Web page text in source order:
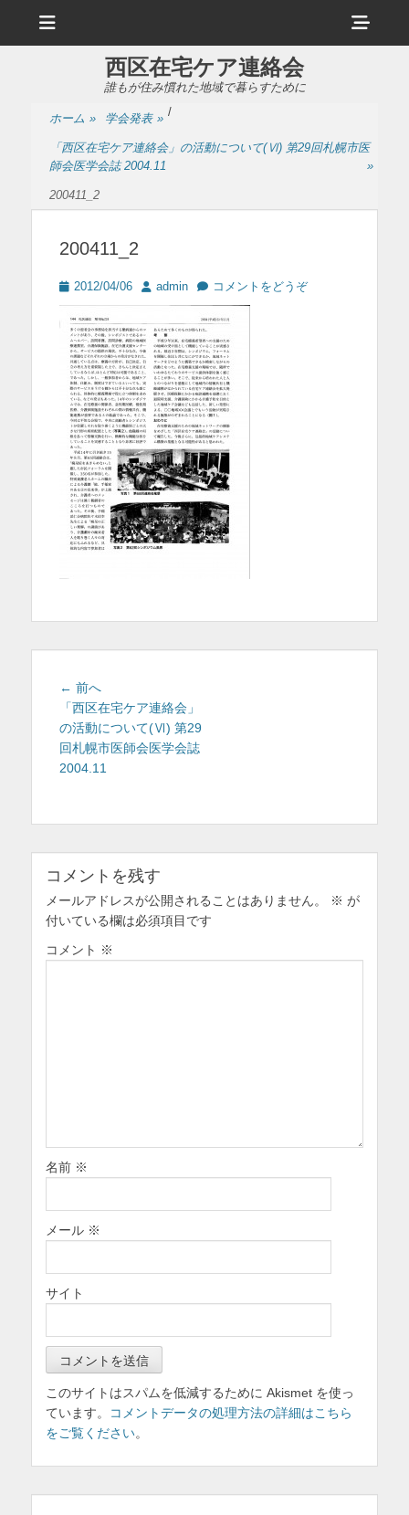
ュ
ヘ
ッ
サ
イ
西区在宅ケア連絡会
誰もが住み慣れた地域で暮らすために
ホーム » 学会発表 » /
「西区在宅ケア連絡会」の活動について(Ⅵ) 第29回札幌市医
師会医学会誌 2004.11
»
200411_2
200411_2
投
稿
日
2012/04/06
投
稿
者
admin コメントをどうぞ
投
稿
ナ
ビ
ゲ
シ
← 前へ
の
投
稿:
「西区在宅ケア連絡会」
の活動について(Ⅵ) 第29
回札幌市医師会医学会誌
2004.11
コメントを残す
メールアドレスが公開されることはありません。 ※ が
付いている欄は必須項目です
コメント ※
名前 ※
メール ※
サイト
このサイトはスパムを低減するために Akismet を使っ
ています。
コメントデータの処理方法の詳細はこちら
をご覧ください。